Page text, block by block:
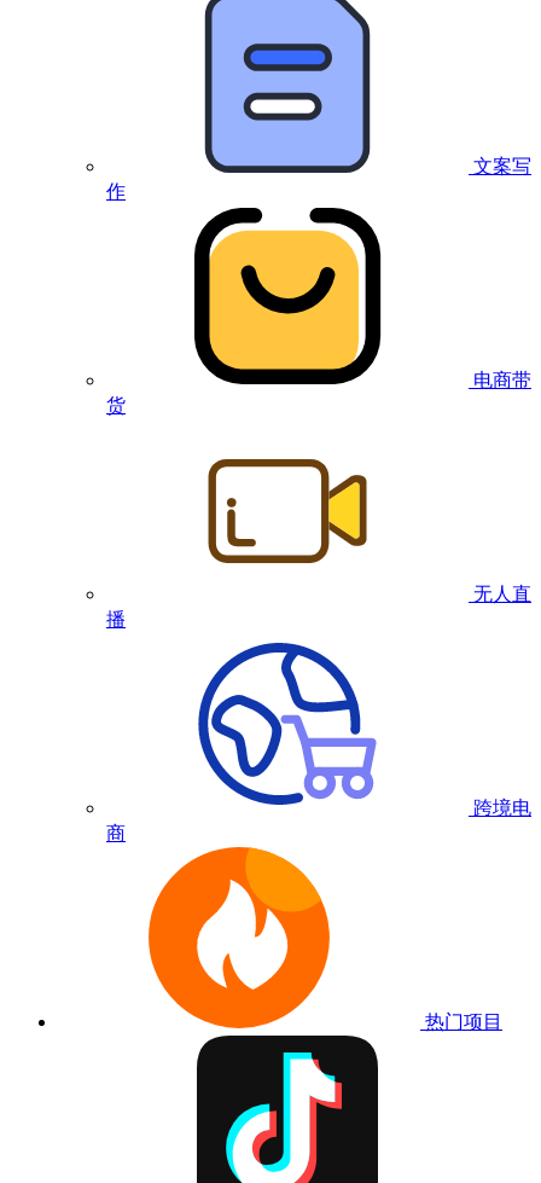
文案写
作
电商带
货
无人直
播
跨境电
商
热门项目